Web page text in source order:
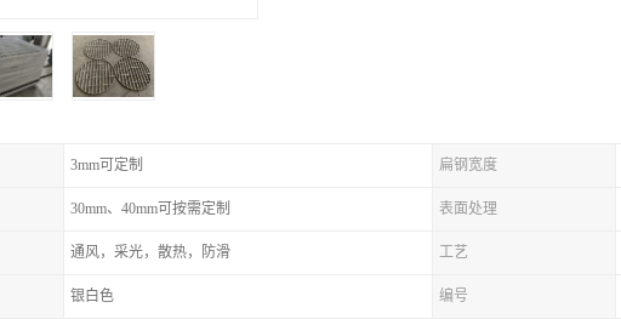
3mm可定制 扁钢宽度
30mm、40mm可按需定制 表面处理
通风，采光，散热，防滑 工艺
银白色 编号